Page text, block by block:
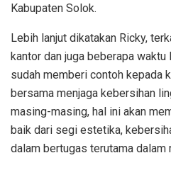
Kabupaten Solok.
Lebih lanjut dikatakan Ricky,
kantor dan juga beberapa
sudah memberi contoh kepada
bersama menjaga kebersihan
masing-masing, hal ini akan
baik dari segi estetika,
dalam bertugas terutama dalam